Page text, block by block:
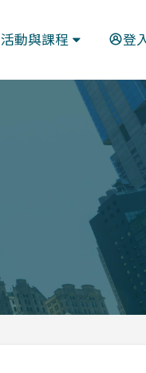
活動與課程 登